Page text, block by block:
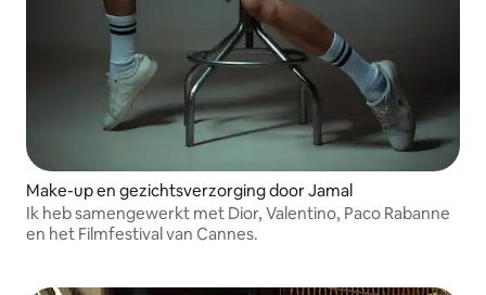
Make-up en gezichtsverzorging door Jamal
Ik heb samengewerkt met Dior, Valentino, Paco Rabanne
en het Filmfestival van Cannes.